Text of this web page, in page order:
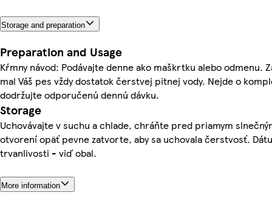
Storage and preparation
Preparation and Usage
Kŕmny návod: Podávajte denne ako maškrtku alebo odmenu.
mal Váš pes vždy dostatok čerstvej pitnej vody. Nejde o
dodržujte odporučenú dennú dávku.
Storage
Uchovávajte v suchu a chlade, chráňte pred priamym
otvorení opäť pevne zatvorte, aby sa uchovala čerstvosť.
trvanlivosti - viď obal.
More information